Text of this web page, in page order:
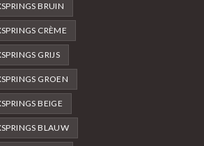
BRUIN
CRÈME
GRIJS
GROEN
BEIGE
BLAUW